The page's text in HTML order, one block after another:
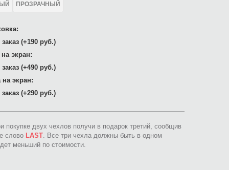
ПРОЗРАЧНЫЙ
(+190 руб.)
экран:
(+490 руб.)
на экран:
(+290 руб.)
покупке двух чехлов получи в подарок третий, сообщив
слово LAST. Все три чехла должны быть в одном
меньший по стоимости.